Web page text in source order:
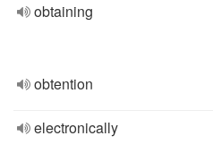
obtaining
obtention
electronically